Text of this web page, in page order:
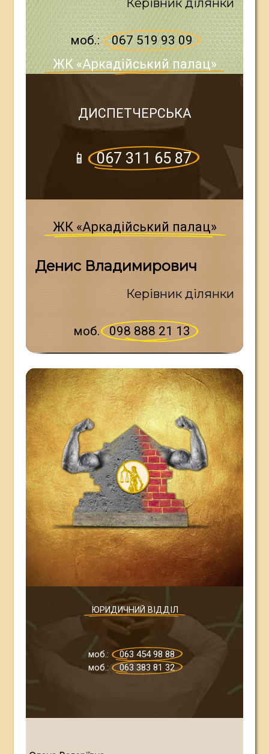
Керівник ділянки
моб.: 067 519 93 09
ЖК «Аркадійський палац»
ДИСПЕТЧЕРСЬКА
📱 067 311 65 87
ЖК «Аркадійський палац»
Денис Владимирович
Керівник ділянки
моб. 098 888 21 13
ЮРИДИЧНИЙ ВІДДІЛ
моб.:
063 454 98 88
моб.:
063 383 81 32